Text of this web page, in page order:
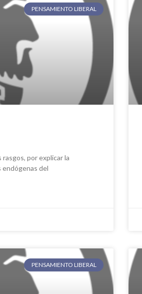
PENSAMIENTO LIBERAL
por explicar la
endógenas del
PENSAMIENTO LIBERAL